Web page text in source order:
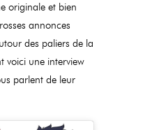
originale et bien
annonces
des paliers de la
voici une interview
parlent de leur